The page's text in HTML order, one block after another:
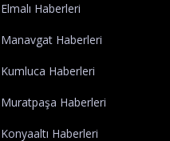
Elmalı Haberleri
Manavgat Haberleri
Kumluca Haberleri
Muratpaşa Haberleri
Konyaaltı Haberleri